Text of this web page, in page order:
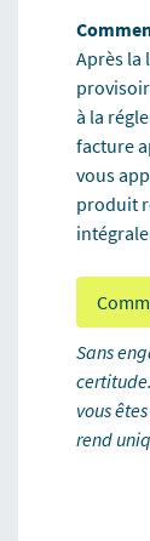
Après la
à la
facture
vous
produit
Sans
vous
rend